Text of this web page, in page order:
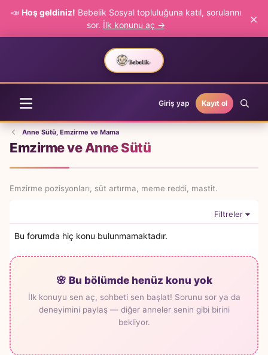
📣 Hoş geldiniz! Bebelik Sosyal topluluğuna katıl, sorularını
sor. İlk konunu aç → ×
Giriş yap Kayıt ol
Anne Sütü, Emzirme ve Mama
Emzirme ve Anne Sütü
Emzirme pozisyonları, süt artırma, meme reddi, mastit.
Filtreler
Bu forumda hiç konu bulunmamaktadır.
🌸 Bu bölümde henüz konu yok
İlk konuyu sen aç, sohbeti sen başlat! Sorunu sor ya da
deneyimini paylaş — diğer anneler senin gibi birini
bekliyor.